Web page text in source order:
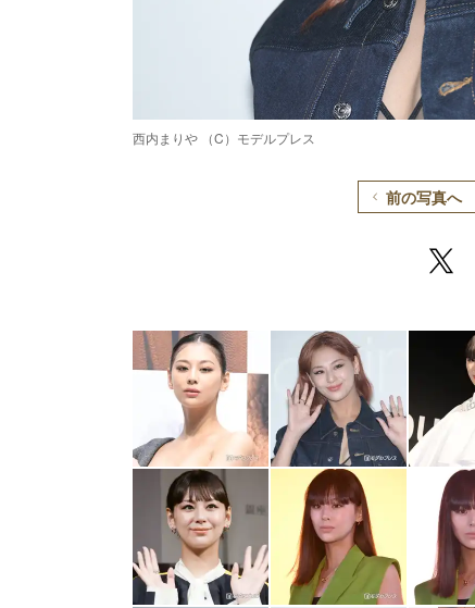
西内まりや （C）モデルプレス
前の写真へ